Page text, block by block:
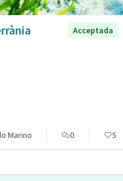
Acceptada
Marino 0 5